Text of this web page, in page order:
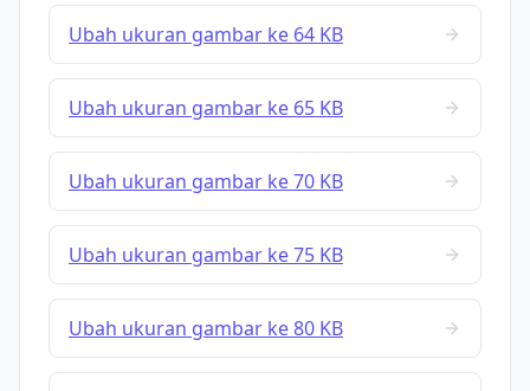
Ubah ukuran gambar ke 64 KB
Ubah ukuran gambar ke 65 KB
Ubah ukuran gambar ke 70 KB
Ubah ukuran gambar ke 75 KB
Ubah ukuran gambar ke 80 KB